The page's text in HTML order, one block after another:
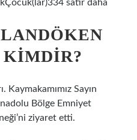
satır daha
Kaymakamımız Sayın
Bölge Emniyet
ziyaret etti.